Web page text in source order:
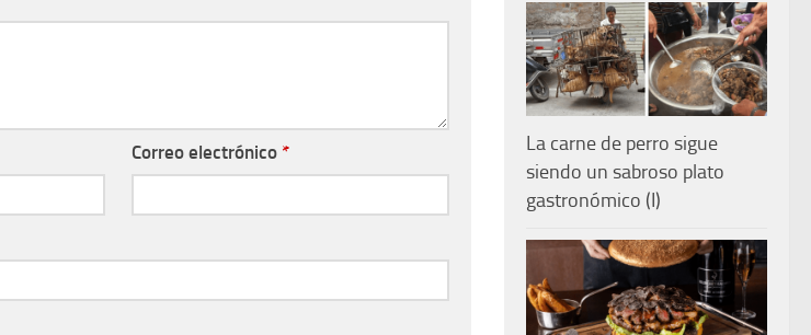
Correo electrónico *
La carne de perro sigue
siendo un sabroso plato
gastronómico (I)